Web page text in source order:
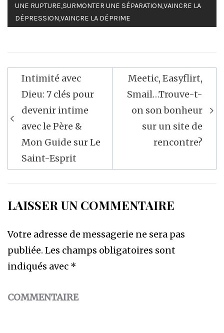
UNE RUPTURE,SURMONTER UNE SÉPARATION,VAINCRE LA
DÉPRESSION,VAINCRE LA DÉPRIME
Navigation
de
l’article
Intimité avec
Dieu: 7 clés pour
devenir intime
avec le Père &
Mon Guide sur Le
Saint-Esprit
Meetic, Easyflirt,
Smail…Trouve-t-
on son bonheur
sur un site de
rencontre?
LAISSER UN COMMENTAIRE
Votre adresse de messagerie ne sera pas
publiée. Les champs obligatoires sont
indiqués avec *
COMMENTAIRE